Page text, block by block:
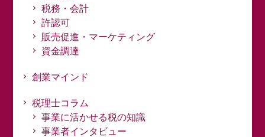
税務・会計
許認可
販売促進・マーケティング
資金調達
創業マインド
税理士コラム
事業に活かせる税の知識
事業者インタビュー